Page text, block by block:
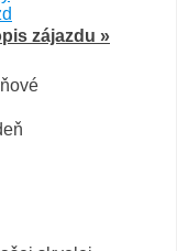
zájazdu »